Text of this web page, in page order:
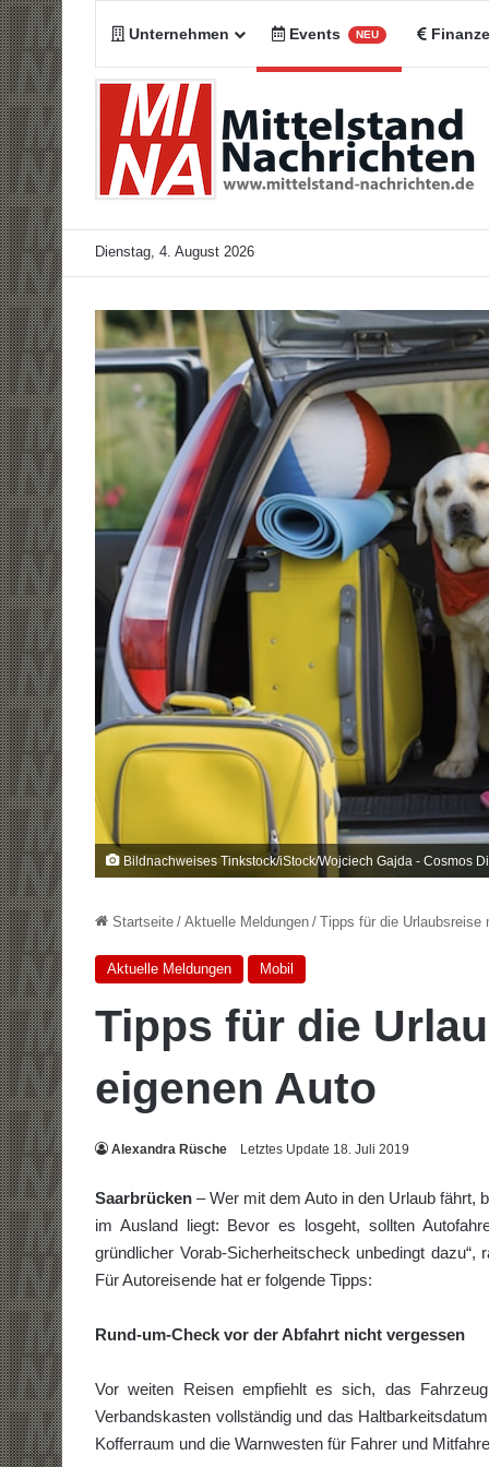
Unternehmen Events NEU
Dienstag, 4. August 2026
Bildnachweises Tinkstock/iStock/Wojciech Gajda - Cosmos
Startseite / Aktuelle Meldungen / Tipps für die Urlaubsreise
Aktuelle Meldungen Mobil
Tipps für die
eigenen Auto
Alexandra Rüsche Letztes Update 18. Juli 2019
Saarbrücken – Wer mit dem Auto in den Urlaub fährt,
im Ausland liegt: Bevor es losgeht, sollten
gründlicher Vorab-Sicherheitscheck unbedingt
Für Autoreisende hat er folgende Tipps:
Rund-um-Check vor der Abfahrt nicht vergessen
Vor weiten Reisen empfiehlt es sich, das
Verbandskasten vollständig und das
Kofferraum und die Warnwesten für Fahrer und